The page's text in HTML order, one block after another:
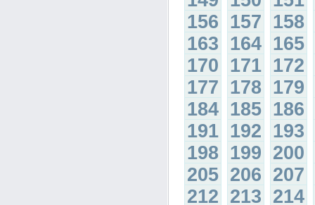
156 157 158
163 164 165
170 171 172
177 178 179
184 185 186
191 192 193
198 199 200
205 206 207
212 213 214